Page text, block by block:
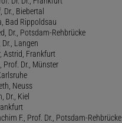
Dr., Biebertal
Bad Rippoldsau
Dr., Potsdam-Rehbrücke
Langen
Astrid, Frankfurt
Prof. Dr., Münster
Neuss
Dr., Kiel
F., Prof. Dr., Potsdam-Rehbrücke